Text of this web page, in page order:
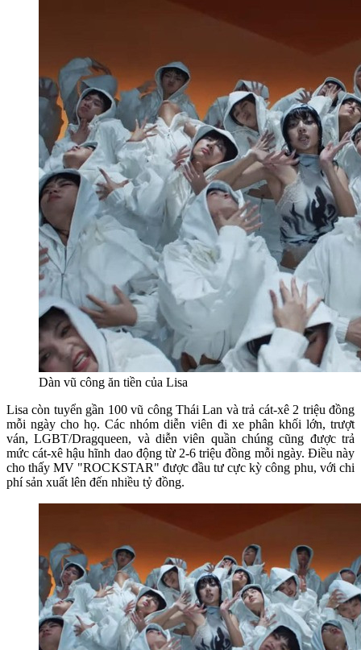
Dàn vũ công ăn tiền của Lisa
Lisa còn tuyển gần 100 vũ công Thái Lan và trả cát-xê 2 triệu đồng
mỗi ngày cho họ. Các nhóm diễn viên đi xe phân khối lớn, trượt
ván, LGBT/Dragqueen, và diễn viên quần chúng cũng được trả
mức cát-xê hậu hĩnh dao động từ 2-6 triệu đồng mỗi ngày. Điều này
cho thấy MV "ROCKSTAR" được đầu tư cực kỳ công phu, với chi
phí sản xuất lên đến nhiều tỷ đồng.